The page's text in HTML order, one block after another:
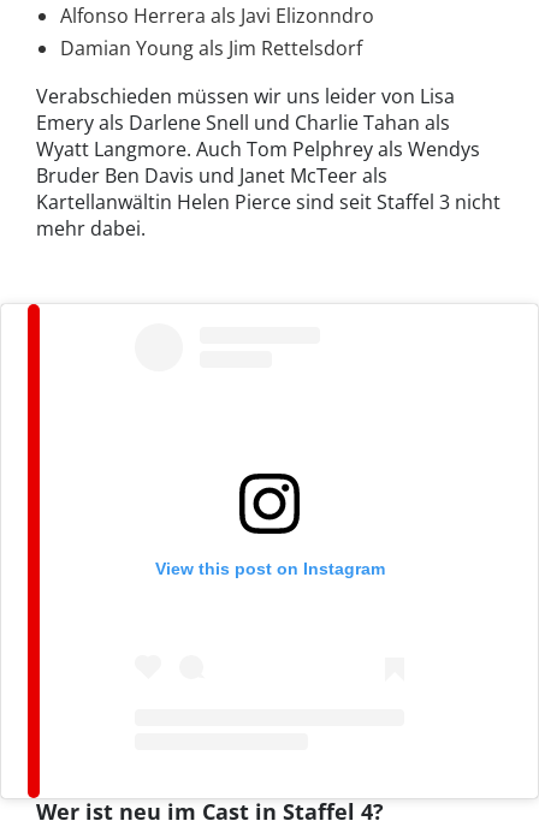
Alfonso Herrera als Javi Elizonndro
Damian Young als Jim Rettelsdorf
Verabschieden müssen wir uns leider von Lisa
Emery als Darlene Snell und Charlie Tahan als
Wyatt Langmore. Auch Tom Pelphrey als Wendys
Bruder Ben Davis und Janet McTeer als
Kartellanwältin Helen Pierce sind seit Staffel 3 nicht
mehr dabei.
View this post on Instagram
Wer ist neu im Cast in Staffel 4?